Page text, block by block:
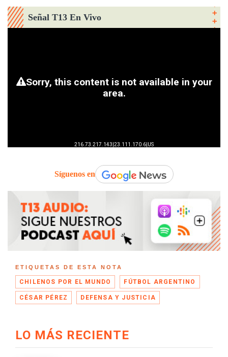
Señal T13 En Vivo
Síguenos en
ETIQUETAS DE ESTA NOTA
CHILENOS POR EL MUNDO FÚTBOL ARGENTINO
CÉSAR PÉREZ DEFENSA Y JUSTICIA
LO MÁS RECIENTE